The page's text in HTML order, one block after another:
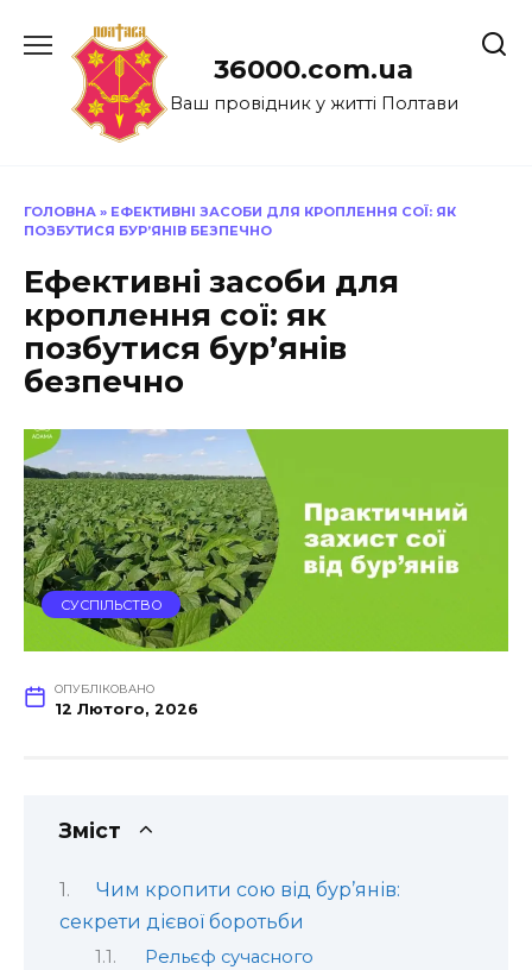
до
36000.com.ua
Ваш провідник у житті Полтави
ГОЛОВНА » ЕФЕКТИВНІ ЗАСОБИ ДЛЯ КРОПЛЕННЯ СОЇ: ЯК
ПОЗБУТИСЯ БУР’ЯНІВ БЕЗПЕЧНО
Ефективні засоби для
кроплення сої: як
позбутися бур’янів
безпечно
СУСПІЛЬСТВО
ОПУБЛІКОВАНО
12 Лютого, 2026
Зміст
Чим кропити сою від бур’янів:
секрети дієвої боротьби
Рельєф сучасного